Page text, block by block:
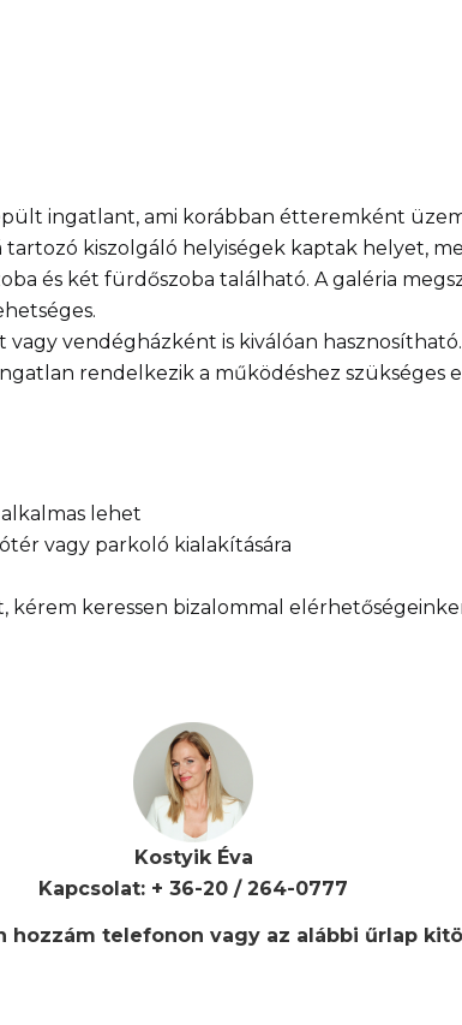
ingatlant, ami korábban étteremként
kiszolgáló helyiségek kaptak helyet,
és két fürdőszoba található. A galéria
vendégházként is kiválóan hasznosítható.
rendelkezik a működéshez szükséges
lehet
vagy parkoló kialakítására
keressen bizalommal
Kostyik Éva
Kapcsolat: + 36-20 / 264-0777
hozzám telefonon vagy az alábbi űrlap